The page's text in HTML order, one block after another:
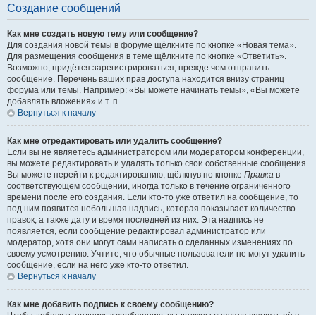
Создание сообщений
Как мне создать новую тему или сообщение?
Для создания новой темы в форуме щёлкните по кнопке «Новая тема».
Для размещения сообщения в теме щёлкните по кнопке «Ответить».
Возможно, придётся зарегистрироваться, прежде чем отправить
сообщение. Перечень ваших прав доступа находится внизу страниц
форума или темы. Например: «Вы можете начинать темы», «Вы можете
добавлять вложения» и т. п.
Вернуться к началу
Как мне отредактировать или удалить сообщение?
Если вы не являетесь администратором или модератором конференции,
вы можете редактировать и удалять только свои собственные сообщения.
Вы можете перейти к редактированию, щёлкнув по кнопке Правка в
соответствующем сообщении, иногда только в течение ограниченного
времени после его создания. Если кто-то уже ответил на сообщение, то
под ним появится небольшая надпись, которая показывает количество
правок, а также дату и время последней из них. Эта надпись не
появляется, если сообщение редактировал администратор или
модератор, хотя они могут сами написать о сделанных изменениях по
своему усмотрению. Учтите, что обычные пользователи не могут удалить
сообщение, если на него уже кто-то ответил.
Вернуться к началу
Как мне добавить подпись к своему сообщению?